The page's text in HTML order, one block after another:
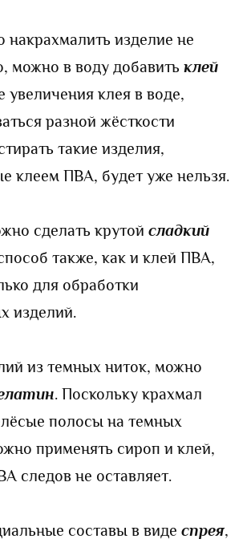
накрахмалить изделие не
можно в воду добавить клей
увеличения клея в воде,
разной жёсткости
такие изделия,
клеем ПВА, будет уже нельзя.
сделать крутой сладкий
также, как и клей ПВА,
для обработки
изделий.
из темных ниток, можно
. Поскольку крахмал
полосы на темных
применять сироп и клей,
следов не оставляет.
составы в виде спрея,